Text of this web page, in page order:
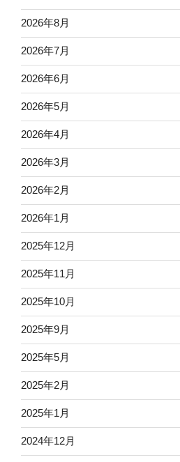
2026年8月
2026年7月
2026年6月
2026年5月
2026年4月
2026年3月
2026年2月
2026年1月
2025年12月
2025年11月
2025年10月
2025年9月
2025年5月
2025年2月
2025年1月
2024年12月